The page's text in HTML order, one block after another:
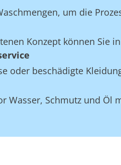
um die
Konzept können Sie
oder beschädigte
Wasser, Schmutz und